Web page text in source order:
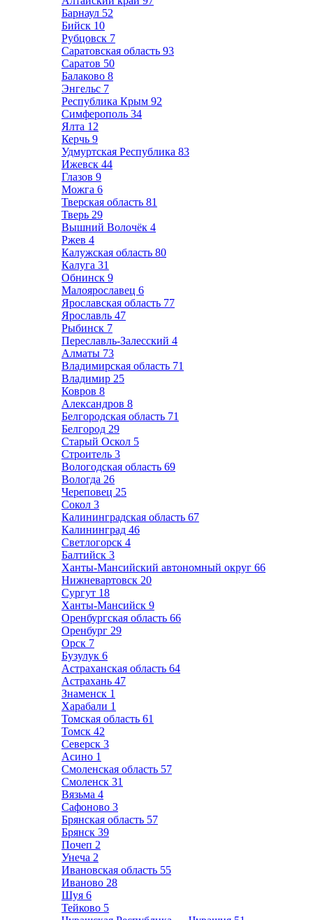
Барнаул 52
Бийск 10
Рубцовск 7
Саратовская область 93
Саратов 50
Балаково 8
Энгельс 7
Республика Крым 92
Симферополь 34
Ялта 12
Керчь 9
Удмуртская Республика 83
Ижевск 44
Глазов 9
Можга 6
Тверская область 81
Тверь 29
Вышний Волочёк 4
Ржев 4
Калужская область 80
Калуга 31
Обнинск 9
Малоярославец 6
Ярославская область 77
Ярославль 47
Рыбинск 7
Переславль-Залесский 4
Алматы 73
Владимирская область 71
Владимир 25
Ковров 8
Александров 8
Белгородская область 71
Белгород 29
Старый Оскол 5
Строитель 3
Вологодская область 69
Вологда 26
Череповец 25
Сокол 3
Калининградская область 67
Калининград 46
Светлогорск 4
Балтийск 3
Ханты-Мансийский автономный округ 66
Нижневартовск 20
Сургут 18
Ханты-Мансийск 9
Оренбургская область 66
Оренбург 29
Орск 7
Бузулук 6
Астраханская область 64
Астрахань 47
Знаменск 1
Харабали 1
Томская область 61
Томск 42
Северск 3
Асино 1
Смоленская область 57
Смоленск 31
Вязьма 4
Сафоново 3
Брянская область 57
Брянск 39
Почеп 2
Унеча 2
Ивановская область 55
Иваново 28
Шуя 6
Тейково 5